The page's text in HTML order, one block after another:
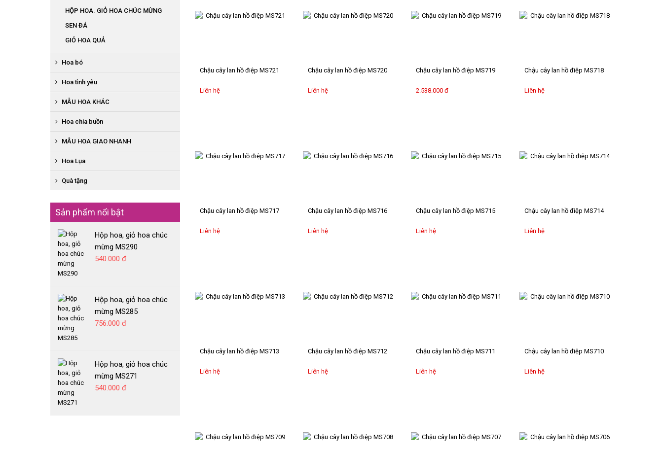
Chậu cây lan hồ điệp MS721
Liên hệ
Chậu cây lan hồ điệp MS720
Liên hệ
Chậu cây lan hồ điệp MS719
2.538.000 đ
Chậu cây lan hồ điệp MS718
Liên hệ
Chậu cây lan hồ điệp MS717
Liên hệ
Chậu cây lan hồ điệp MS716
Liên hệ
Chậu cây lan hồ điệp MS715
Liên hệ
Chậu cây lan hồ điệp MS714
Liên hệ
Chậu cây lan hồ điệp MS713
Liên hệ
Chậu cây lan hồ điệp MS712
Liên hệ
Chậu cây lan hồ điệp MS711
Liên hệ
Chậu cây lan hồ điệp MS710
Liên hệ
HỘP HOA. GIỎ HOA CHÚC MỪNG
SEN ĐÁ
GIỎ HOA QUẢ
Hoa bó
BÓ HOA LỤA
BÓ HOA TỪ TIỀN
BÓ ĐỊA LAN
BÓ HOA SÁP
HOA BÓ HƯỚNG DƯƠNG
Hoa tình yêu
HOA SÁP
HỘP HOA LỤA TRÁI TIM
BÌNH, HỘP HỒNG ĐỎ
BÓ HỒNG ĐỎ
MẪU HOA KHÁC
HOA THEO MÙA
BỤC PHÁT BIỂU
XE HOA
HOA CHẠY VIỀN SÂN KHẤU
HOA ĐẶC BIỆT
Hoa chia buồn
GIỎ HOA QUẢ
HOA ĐÁM HIẾU
HỘP HOA, GIỎ HOA CHIA BUỒN
MẪU HOA GIAO NHANH
SEN ĐÁ GIAO NHANH
HOA SÁP GIAO NHANH
CHẬU CÂY LAN HỒ ĐIỆP GIAO NHANH
Hoa Lụa
Quà tặng
GẤU BÔNG
BÁNH GATO
Sản phẩm nổi bật
Hộp hoa, giỏ hoa chúc
mừng MS290
540.000 đ
Hộp hoa, giỏ hoa chúc
mừng MS285
756.000 đ
Hộp hoa, giỏ hoa chúc
mừng MS271
540.000 đ